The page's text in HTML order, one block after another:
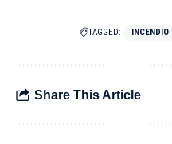
TAGGED: INCENDIO
Share This Article